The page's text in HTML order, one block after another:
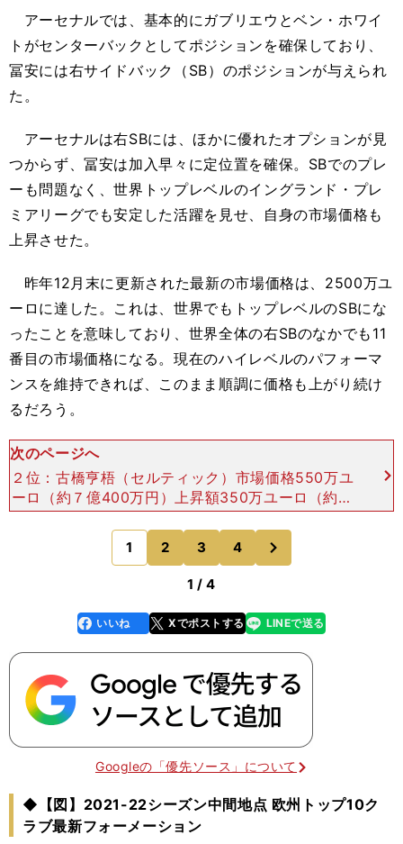
アーセナルでは、基本的にガブリエウとベン・ホワイ
トがセンターバックとしてポジションを確保しており、
冨安には右サイドバック（SB）のポジションが与えられ
た。
アーセナルは右SBには、ほかに優れたオプションが見
つからず、冨安は加入早々に定位置を確保。SBでのプレ
ーも問題なく、世界トップレベルのイングランド・プレ
ミアリーグでも安定した活躍を見せ、自身の市場価格も
上昇させた。
昨年12月末に更新された最新の市場価格は、2500万ユ
ーロに達した。これは、世界でもトップレベルのSBにな
ったことを意味しており、世界全体の右SBのなかでも11
番目の市場価格になる。現在のハイレベルのパフォーマ
ンスを維持できれば、このまま順調に価格も上がり続け
るだろう。
次のページへ
２位：古橋亨梧（セルティック）市場価格550万ユ
ーロ（約７億400万円）上昇額350万ユーロ（約４
億4800万円） 元横浜Ｆ・マリノスのアンジェ・
ポステコグルーが監督に就任して以降、セルティッ
クは日
1 2 3 4
のページへ
1 / 4
faceboo
k
いいね Xでポストする
line LINEで送る
Googleの「優先ソース」について
◆【図】2021-22シーズン中間地点 欧州トップ10ク
ラブ最新フォーメーション